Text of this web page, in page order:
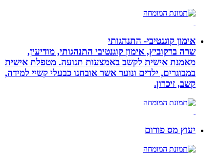
אימון קוגנטיבי- התנהגותי
שרה ברקוביץ, אימון קוגנטיבי התנהגותי, מודיעין,
מאמנת אישית לקשב באמצעות תנועה. מטפלת אישית
במבוגרים, ילדים ונוער אשר אובחנו כבעלי קשיי למידה,
קשב, זיכרון.
יעוץ מס פורום